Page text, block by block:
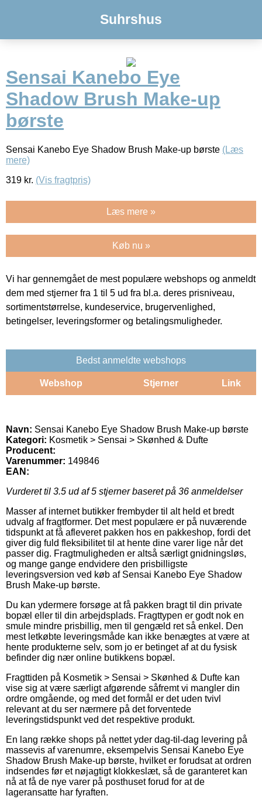
Suhrshus
Sensai Kanebo Eye
Shadow Brush Make-up
børste
Sensai Kanebo Eye Shadow Brush Make-up børste (Læs
mere)
319 kr. (Vis fragtpris)
Læs mere »
Køb nu »
Vi har gennemgået de mest populære webshops og anmeldt
dem med stjerner fra 1 til 5 ud fra bl.a. deres prisniveau,
sortimentstørrelse, kundeservice, brugervenlighed,
betingelser, leveringsformer og betalingsmuligheder.
Bedst anmeldte webshops
Webshop Stjerner Link
Navn: Sensai Kanebo Eye Shadow Brush Make-up børste
Kategori: Kosmetik > Sensai > Skønhed & Dufte
Producent:
Varenummer: 149846
EAN:
Vurderet til 3.5 ud af 5 stjerner baseret på 36 anmeldelser
Masser af internet butikker frembyder til alt held et bredt
udvalg af fragtformer. Det mest populære er på nuværende
tidspunkt at få afleveret pakken hos en pakkeshop, fordi det
giver dig fuld fleksibilitet til at hente dine varer lige når det
passer dig. Fragtmuligheden er altså særligt gnidningsløs,
og mange gange endvidere den prisbilligste
leveringsversion ved køb af Sensai Kanebo Eye Shadow
Brush Make-up børste.
Du kan ydermere forsøge at få pakken bragt til din private
bopæl eller til din arbejdsplads. Fragttypen er godt nok en
smule mindre prisbillig, men til gengæld ret så enkel. Den
mest letkøbte leveringsmåde kan ikke benægtes at være at
hente produkterne selv, som jo er betinget af at du fysisk
befinder dig nær online butikkens bopæl.
Fragttiden på Kosmetik > Sensai > Skønhed & Dufte kan
vise sig at være særligt afgørende såfremt vi mangler din
ordre omgående, og med det formål er det uden tvivl
relevant at du ser nærmere på det forventede
leveringstidspunkt ved det respektive produkt.
En lang række shops på nettet yder dag-til-dag levering på
massevis af varenumre, eksempelvis Sensai Kanebo Eye
Shadow Brush Make-up børste, hvilket er forudsat at ordren
indsendes før et nøjagtigt klokkeslæt, så de garanteret kan
nå at få de nye varer på posthuset forud for at de
lageransatte har fyraften.